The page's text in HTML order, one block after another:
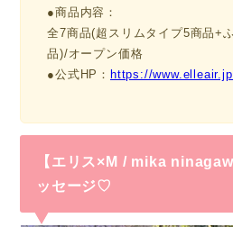
●商品内容：
全7商品(超スリムタイプ5商品+
品)/オープン価格
●公式HP： https://
【エリス×M / mika
ッセージ♡